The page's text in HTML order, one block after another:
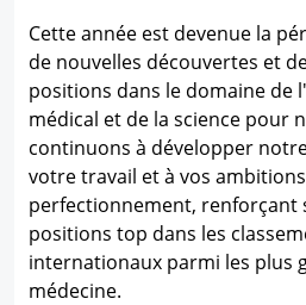
Cette année est devenue la
de nouvelles découvertes et
positions dans le domaine de
médical et de la science pour
continuons à développer
votre travail et à vos
perfectionnement, renforçant
positions top dans les
internationaux parmi les plus
médecine.